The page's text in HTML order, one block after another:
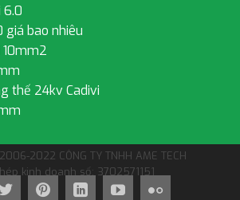
6.0
giá bao nhiêu
10mm2
thế 24kv Cadivi
2022 CÔNG TY TNHH AME TECH
kinh doanh số: 3702571151